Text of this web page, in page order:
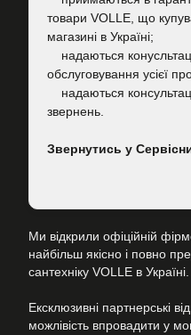
товари VOLLE, що
магазині в Україні;
надаються
обслуговування усієї
надаються
звернень.
Звернутись у
Ми відкрили офіційній
найбільш якісно і повно
сантехніку VOLLE в Україні.
Ексклюзивні партнерські
можлівість впровадити у